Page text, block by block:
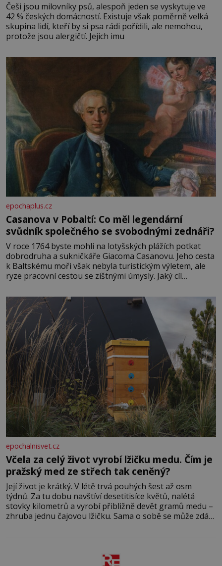
Češi jsou milovníky psů, alespoň jeden se vyskytuje ve
42 % českých domácností. Existuje však poměrně velká
skupina lidí, kteří by si psa rádi pořídili, ale nemohou,
protože jsou alergičtí. Jejich imu
epochaplus.cz
Casanova v Pobaltí: Co měl legendární
svůdník společného se svobodnými zednáři?
V roce 1764 byste mohli na lotyšských plážích potkat
dobrodruha a sukničkáře Giacoma Casanovu. Jeho cesta
k Baltskému moři však nebyla turistickým výletem, ale
ryze pracovní cestou se zištnými úmysly. Jaký cíl
lotyšské Rigy? Casanova v Pobaltí kontaktoval tamní
zednářské lóže. Nebyl v této oblasti žádným nováčkem,
protože do zednářské
epochalnisvet.cz
Včela za celý život vyrobí lžičku medu. Čím je
pražský med ze střech tak ceněný?
Její život je krátký. V létě trvá pouhých šest až osm
týdnů. Za tu dobu navštíví desetitisíce květů, nalétá
stovky kilometrů a vyrobí přibližně devět gramů medu –
zhruba jednu čajovou lžičku. Sama o sobě se může zdát